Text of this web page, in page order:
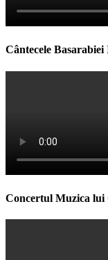
Cântecele Basarabiei
Concertul Muzica